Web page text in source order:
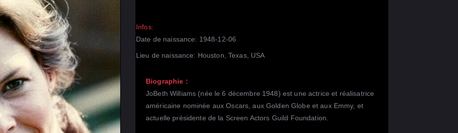
Infos:
Date de naissance: 1948-12-06
Lieu de naissance: Houston, Texas, USA
Biographie :
JoBeth Williams (née le 6 décembre 1948) est une actrice et réalisatrice
américaine nominée aux Oscars, aux Golden Globe et aux Emmy, et
actuelle présidente de la Screen Actors Guild Foundation.